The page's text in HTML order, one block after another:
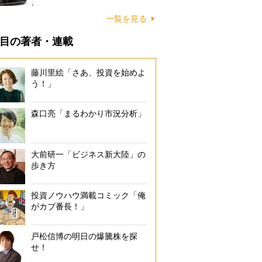
一覧を見る
の著者・連載
藤川里絵「さあ、投資を始めよ
う！」
森口亮「まるわかり市況分析」
大前研一「ビジネス新大陸」の
歩き方
投資ノウハウ満載コミック「俺
がカブ番長！」
戸松信博の明日の爆騰株を探
せ！